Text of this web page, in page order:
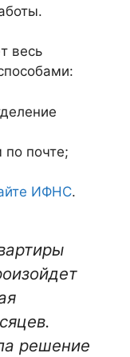
весь
по почте;
ИФНС.
решение